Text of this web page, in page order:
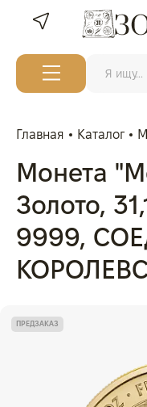
Главная Каталог
Монета
Золото,
9999,
ПРЕДЗАКАЗ